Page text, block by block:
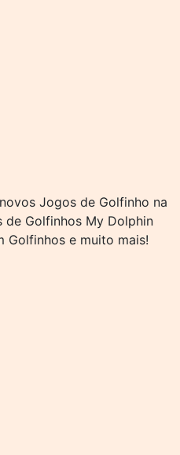
Jogos de Golfinho na
de Golfinhos My Dolphin
Golfinhos e muito mais!